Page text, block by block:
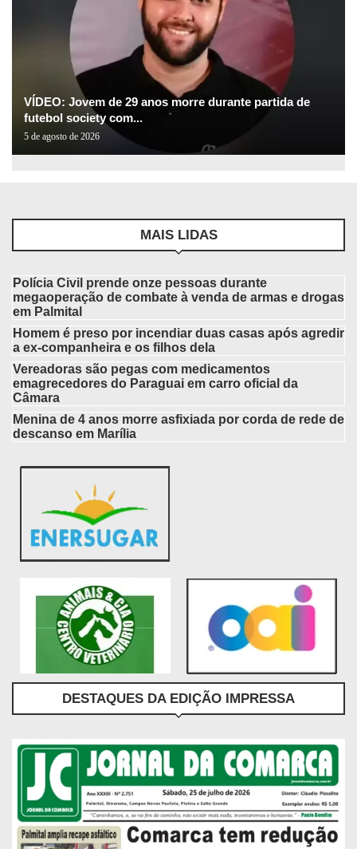
VÍDEO: Jovem de 29 anos morre durante partida de
futebol society com...
5 de agosto de 2026
MAIS LIDAS
Polícia Civil prende onze pessoas durante
megaoperação de combate à venda de armas e drogas
em Palmital
Homem é preso por incendiar duas casas após agredir
a ex-companheira e os filhos dela
Vereadoras são pegas com medicamentos
emagrecedores do Paraguai em carro oficial da
Câmara
Menina de 4 anos morre asfixiada por corda de rede de
descanso em Marília
DESTAQUES DA EDIÇÃO IMPRESSA